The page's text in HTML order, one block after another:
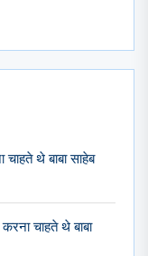
थे बाबा साहेब
चाहते थे बाबा